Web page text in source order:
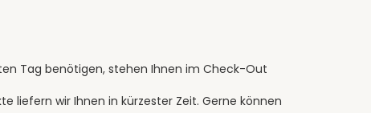
Tag benötigen, stehen Ihnen im Check-Out
liefern wir Ihnen in kürzester Zeit. Gerne können